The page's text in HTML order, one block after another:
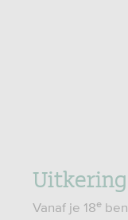
Vanaf je 18e